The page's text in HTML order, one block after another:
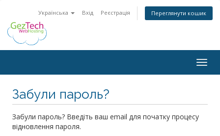
Українська Вхід Реєстрація Переглянути кошик
Забули пароль?
Забули пароль? Введіть ваш email для початку процесу
відновлення пароля.